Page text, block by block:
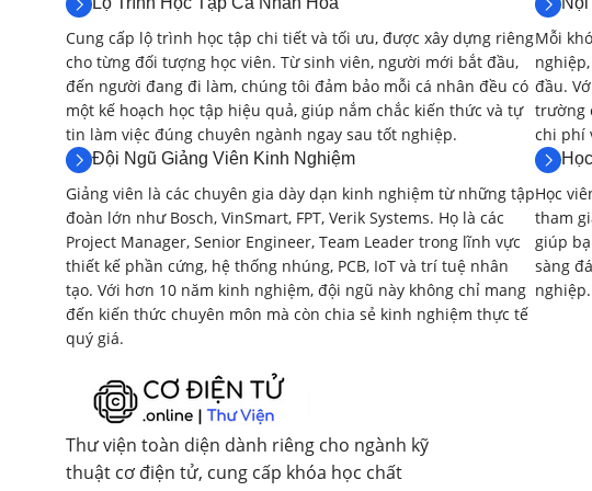
Cung cấp lộ trình học tập chi tiết và tối ưu, được xây dựng riêng
cho từng đối tượng học viên. Từ sinh viên, người mới bắt đầu,
đến người đang đi làm, chúng tôi đảm bảo mỗi cá nhân đều có
một kế hoạch học tập hiệu quả, giúp nắm chắc kiến thức và tự
tin làm việc đúng chuyên ngành ngay sau tốt nghiệp.
Mỗi
đầu.
trường
chi phí
Đội Ngũ Giảng Viên Kinh Nghiệm
Giảng viên là các chuyên gia dày dạn kinh nghiệm từ những tập
đoàn lớn như Bosch, VinSmart, FPT, Verik Systems. Họ là các
Project Manager, Senior Engineer, Team Leader trong lĩnh vực
thiết kế phần cứng, hệ thống nhúng, PCB, IoT và trí tuệ nhân
tạo. Với hơn 10 năm kinh nghiệm, đội ngũ này không chỉ mang
đến kiến thức chuyên môn mà còn chia sẻ kinh nghiệm thực tế
quý giá.
Học
tham
giúp
sàng
nghiệp.
Thư viện toàn diện dành riêng cho ngành kỹ
thuật cơ điện tử, cung cấp khóa học chất